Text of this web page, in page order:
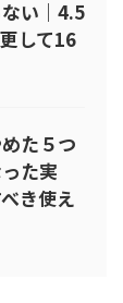
い｜4.5
して16
た５つ
た実
き使え